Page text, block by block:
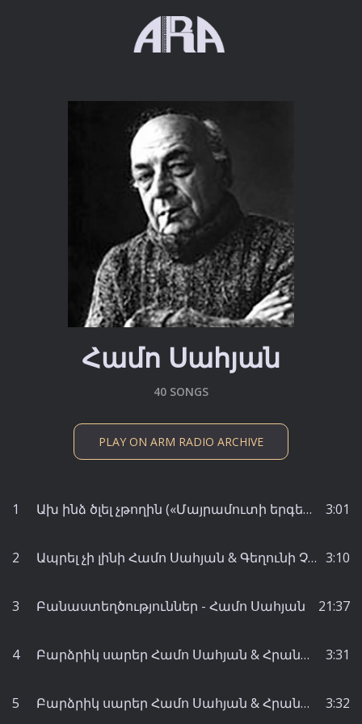
Համո Սահյան
40 SONGS
PLAY ON ARM RADIO ARCHIVE
1 Ախ ինձ ծլել չթողին («Մայրամուտի երգեր» շարքից) Համո Սահյան & Տիգրան Մանսուրյան - Տիգրան Մանսուրյան 3:01
2 Ապրել չի լինի Համո Սահյան & Գեղունի Չթչյան - Գեղունի Չթչյան 3:10
3 Բանաստեղծություններ - Համո Սահյան 21:37
4 Բարձրիկ սարեր Համո Սահյան & Հրանտ Թորոսյան & Խաչատուր Ներսիսյան - Վարդուհի Խաչատրյան 3:31
5 Բարձրիկ սարեր Համո Սահյան & Հրանտ Թորոսյան & Խաչատուր Ներսիսյան - Վարդուհի Խաչատրյան 3:32